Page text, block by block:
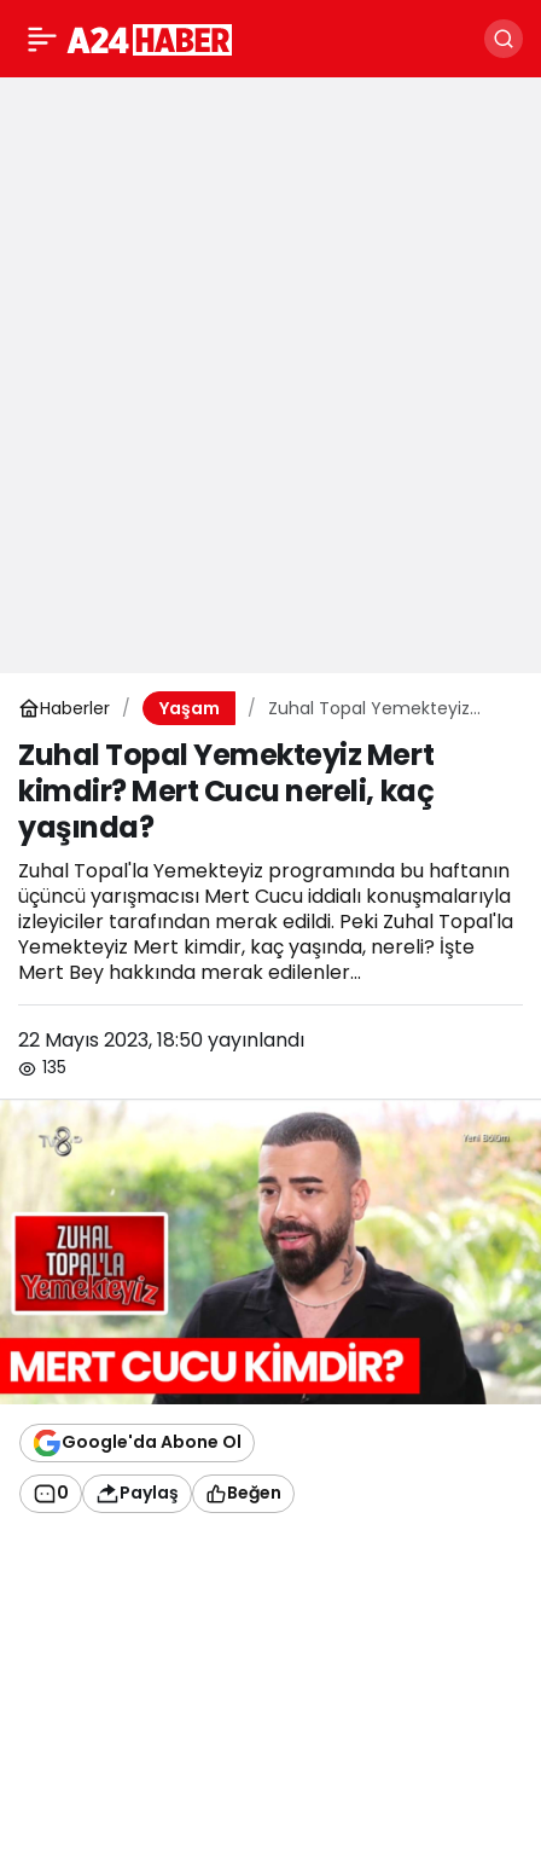
Haberler Yaşam
Zuhal Topal Yemekteyiz
nereli, kaç yaşında?
Zuhal Topal Yemekteyiz Mert
kimdir? Mert Cucu nereli, kaç
yaşında?
Zuhal Topal'la Yemekteyiz programında bu haftanın
üçüncü yarışmacısı Mert Cucu iddialı konuşmalarıyla
izleyiciler tarafından merak edildi. Peki Zuhal Topal'la
Yemekteyiz Mert kimdir, kaç yaşında, nereli? İşte
Mert Bey hakkında merak edilenler...
22 Mayıs 2023, 18:50yayınlandı
135
Google'da Abone Ol
0 Paylaş Beğen